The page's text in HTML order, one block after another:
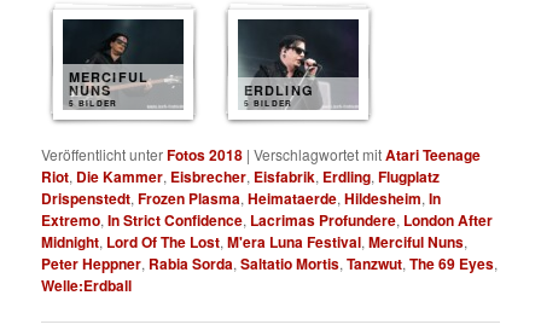
MERCIFUL
NUNS
5 BILDER
ERDLING
5 BILDER
Veröffentlicht unterFotos 2018 |Verschlagwortet mitAtari Teenage
Riot, Die Kammer, Eisbrecher, Eisfabrik, Erdling,Flugplatz
Drispenstedt,Frozen Plasma,Heimataerde,Hildesheim,In
Extremo,In Strict Confidence, Lacrimas Profundere, London After
Midnight, Lord Of The Lost,M'era Luna Festival,Merciful Nuns,
Peter Heppner, Rabia Sorda,Saltatio Mortis,Tanzwut,The 69 Eyes,
Welle:Erdball